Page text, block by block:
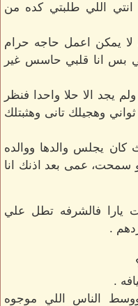
اللي طلبتي كده من
لا يمكن اعمل حاجه حرام
بس انا قلبي حاسس غير
يجد الا حلا واحدا فنظر
وهجيلك تانى وهثبتلك
كان يجلس والدها ووالده
سمحت، عمى بعد اذنك انا
يارا فالشرفه تطل علي
.
.
الناس اللي موجوه